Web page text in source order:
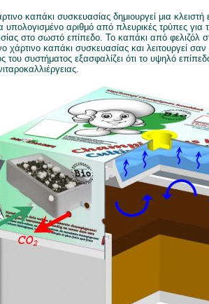
καπάκι συσκευασίας δημιουργεί μια
υπολογισμένο αριθμό από πλευρικές τρύπες για
στο σωστό επίπεδο. Το καπάκι από φελιζόλ
καπάκι συσκευασίας και λειτουργεί
του συστήματος εξασφαλίζει ότι το υψηλό